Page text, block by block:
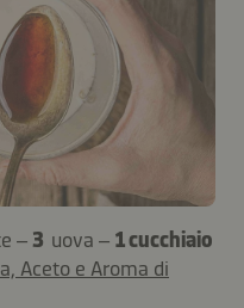
– 3 uova – 1 cucchiaio
Aceto e Aroma di